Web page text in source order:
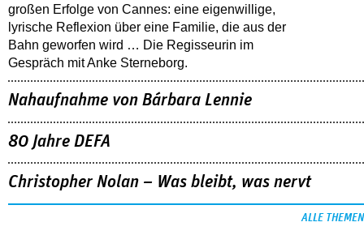
großen Erfolge von Cannes: eine eigenwillige,
lyrische Reflexion über eine ­Familie, die aus der
Bahn geworfen wird … Die Regisseurin im
Gespräch mit Anke Sterneborg.
Nahaufnahme von Bárbara Lennie
80 Jahre DEFA
Christopher Nolan – Was bleibt, was nervt
ALLE THEMEN